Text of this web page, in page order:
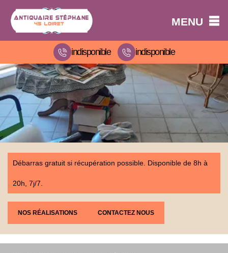
MENU
indisponible indisponible
Débarras gratuit si récupération possible. Disponible de 8h à
20h, 7j/7.
NOS RÉALISATIONS CONTACTEZ NOUS